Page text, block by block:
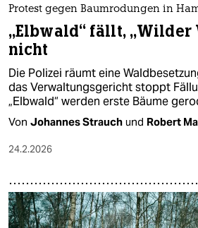
Protest gegen Baumrodungen in
„Elbwald“ fällt, „Wilder
nicht
Die Polizei räumt eine
das Verwaltungsgericht stoppt
„Elbwald“ werden erste Bäume
Von Johannes Strauch und Robert
24.2.2026